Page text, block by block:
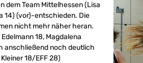
dem Team Mittelhessen (Lisa
14) (vor)-entschieden. Die
nicht mehr näher heran.
18, Magdalena
anschließend noch deutlich
18/EFF 28)